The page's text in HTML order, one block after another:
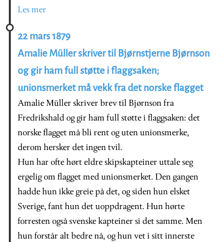
Les mer
22 mars 1879
Amalie Müller skriver til Bjørnstjerne Bjørnson
og gir ham full støtte i flaggsaken;
unionsmerket må vekk fra det norske flagget
Amalie Müller skriver brev til Bjørnson fra
Fredrikshald og gir ham full støtte i flaggsaken: det
norske flagget må bli rent og uten unionsmerke,
derom hersker det ingen tvil.
Hun har ofte hørt eldre skipskapteiner uttale seg
ergelig om flagget med unionsmerket. Den gangen
hadde hun ikke greie på det, og siden hun elsket
Sverige, fant hun det uoppdragent. Hun hørte
forresten også svenske kapteiner si det samme. Men
hun forstår alt bedre nå, og hun vet i sitt innerste